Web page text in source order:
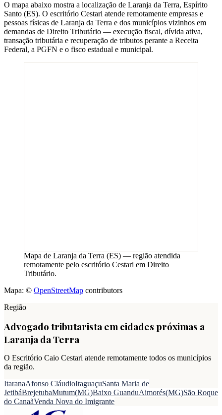
O mapa abaixo mostra a localização de Laranja da Terra, Espírito
Santo (ES). O escritório Cestari atende remotamente empresas e
pessoas físicas de Laranja da Terra e dos municípios vizinhos em
demandas de Direito Tributário — execução fiscal, dívida ativa,
transação tributária e recuperação de tributos perante a Receita
Federal, a PGFN e o fisco estadual e municipal.
Mapa de Laranja da Terra (ES) — região atendida
remotamente pelo escritório Cestari em Direito
Tributário.
Mapa: © OpenStreetMap contributors
Região
Advogado tributarista em cidades próximas a
Laranja da Terra
O Escritório Caio Cestari atende remotamente todos os municípios
da região.
ItaranaAfonso CláudioItaguaçuSanta Maria de
JetibáBrejetubaMutum(MG)Baixo GuanduAimorés(MG)São Roque
do CanaãVenda Nova do Imigrante